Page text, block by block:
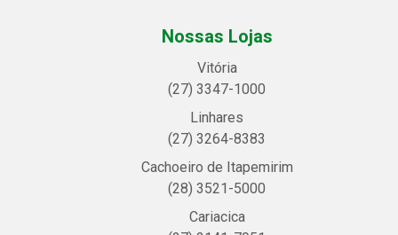
Nossas Lojas
Vitória
(27) 3347-1000
Linhares
(27) 3264-8383
Cachoeiro de Itapemirim
(28) 3521-5000
Cariacica